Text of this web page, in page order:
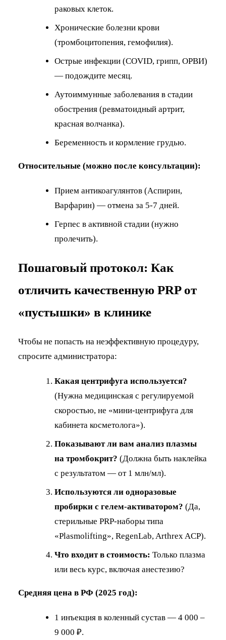
раковых клеток.
Хронические болезни крови
(тромбоцитопения, гемофилия).
Острые инфекции (COVID, грипп, ОРВИ)
— подождите месяц.
Аутоиммунные заболевания в стадии
обострения (ревматоидный артрит,
красная волчанка).
Беременность и кормление грудью.
Относительные (можно после консультации):
Прием антикоагулянтов (Аспирин,
Варфарин) — отмена за 5-7 дней.
Герпес в активной стадии (нужно
пролечить).
Пошаговый протокол: Как
отличить качественную PRP от
«пустышки» в клинике
Чтобы не попасть на неэффективную процедуру,
спросите администратора:
Какая центрифуга используется?
(Нужна медицинская с регулируемой
скоростью, не «мини-центрифуга для
кабинета косметолога»).
Показывают ли вам анализ плазмы
на тромбокрит? (Должна быть наклейка
с результатом — от 1 млн/мл).
Используются ли одноразовые
пробирки с гелем-активатором? (Да,
стерильные PRP-наборы типа
«Plasmolifting», RegenLab, Arthrex ACP).
Что входит в стоимость: Только плазма
или весь курс, включая анестезию?
Средняя цена в РФ (2025 год):
1 инъекция в коленный сустав — 4 000 –
9 000 ₽.